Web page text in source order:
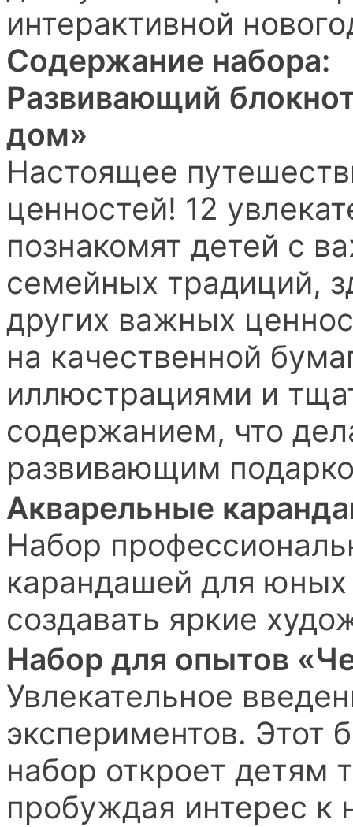
интерактивной
Содержание набора:
Развивающий
дом»
Настоящее
ценностей! 12
познакомят детей с
семейных традиций,
других важных
на качественной
иллюстрациями и
содержанием, что
развивающим
Акварельные
Набор
карандашей для
создавать яркие
Набор для опытов
Увлекательное
экспериментов. Этот
набор откроет детям
пробуждая интерес к